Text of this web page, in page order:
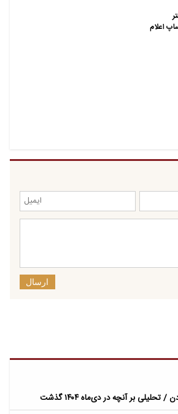
اعلام
ارسال
بر آنچه در دی‌ماه ۱۴۰۴ گذشت